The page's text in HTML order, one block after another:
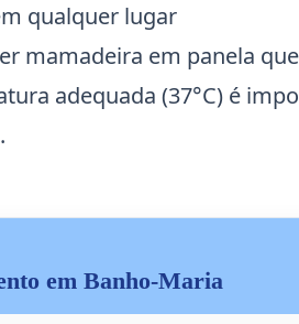
qualquer lugar
mamadeira em panela
adequada (37°C) é
em Banho-Maria